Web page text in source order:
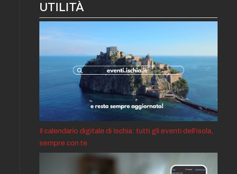
UTILITÀ
Il calendario digitale di Ischia: tutti gli eventi dell’isola,
sempre con te